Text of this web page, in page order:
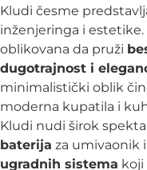
Kludi česme
inženjeringa i estetike.
oblikovana da pruži
dugotrajnost i
minimalistički oblik
moderna kupatila i
Kludi nudi širok
baterija za umivaonik
ugradnih sistema koji